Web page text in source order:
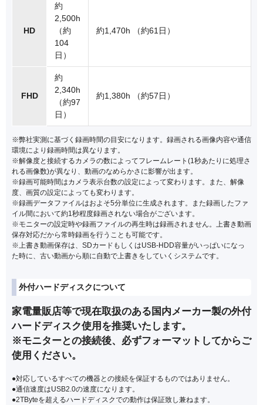
HD
約
2,500h
（約
104
日）
約1,470h （約61日）
FHD
約
2,340h
（約97
日）
約1,380h （約57日）
※弊社実測に基づく録画時間の目安になります。録画される画像内容や通信
環境により録画時間は異なります。
※解像度と接続するカメラの数によってフレームレート(1秒あたりに処理さ
れる画像数)が異なり、動画のなめらかさに影響が出ます。
※録画可能時間はカメラ表示台数の設定によって変わります。また、解像
度、画質の設定によっても変わります。
※録画データファイルはおよそ5分単位に生成されます。また録画したファ
イル間において約1秒程度録画されない場合がございます。
※モニターの設定時や録画ファイルの再生時は録画されません。上書き動画
保存対応だから常時録画を行うことも可能です。
※上書き動画保存は、SDカードもしくはUSB-HDD容量がいっぱいになっ
た時に、古い動画から順に自動で上書きをしていくシステムです。
外付ハードディスクについて
家電量販店等で現在取扱のある国内メーカー製の外付
ハードディスク使用を推奨いたします。
※モニターとの接続後、必ずフォーマットしてからご
使用ください。
●対応しているすべての機器との接続を保証するものではありません。
●通信速度はUSB2.0の速度になります。
●2TByteを超えるハードディスクでの動作は保証致し兼ねます。